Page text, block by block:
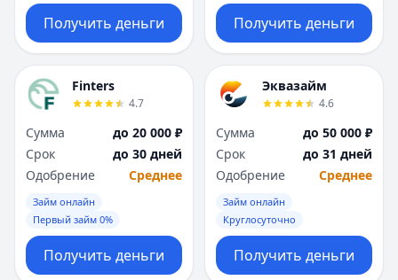
Получить деньги Получить деньги
Finters
4.7
Сумма
до 20 000 ₽
Срок
до 30 дней
Одобрение
Среднее
Займ онлайн
Первый займ 0%
Получить деньги
Эквазайм
4.6
Сумма
до 50 000 ₽
Срок
до 31 дней
Одобрение
Среднее
Займ онлайн
Круглосуточно
Получить деньги